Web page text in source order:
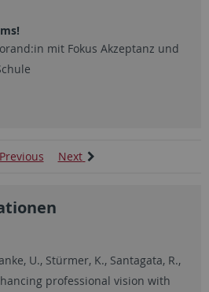
mit Fokus Akzeptanz und
Previous Next
U., Stürmer, K., Santagata, R.,
professional vision with